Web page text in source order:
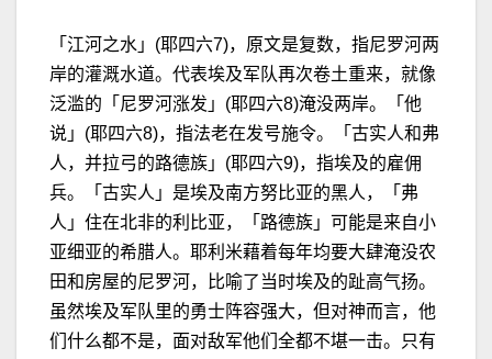
「江河之水」(耶四六7)，原文是复数，指尼罗河两
岸的灌溉水道。代表埃及军队再次卷土重来，就像
泛滥的「尼罗河涨发」(耶四六8)淹没两岸。「他
说」(耶四六8)，指法老在发号施令。「古实人和弗
人，并拉弓的路德族」(耶四六9)，指埃及的雇佣
兵。「古实人」是埃及南方努比亚的黑人，「弗
人」住在北非的利比亚，「路德族」可能是来自小
亚细亚的希腊人。耶利米藉着每年均要大肆淹没农
田和房屋的尼罗河，比喻了当时埃及的趾高气扬。
虽然埃及军队里的勇士阵容强大，但对神而言，他
们什么都不是，面对敌军他们全都不堪一击。只有